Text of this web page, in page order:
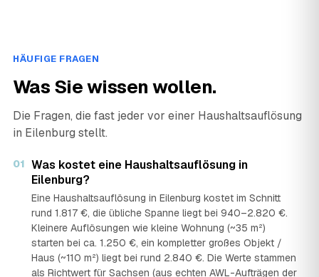
HÄUFIGE FRAGEN
Was Sie wissen wollen.
Die Fragen, die fast jeder vor einer Haushaltsauflösung
in Eilenburg stellt.
01 Was kostet eine Haushaltsauflösung in
Eilenburg?
Eine Haushaltsauflösung in Eilenburg kostet im Schnitt
rund 1.817 €, die übliche Spanne liegt bei 940–2.820 €.
Kleinere Auflösungen wie kleine Wohnung (~35 m²)
starten bei ca. 1.250 €, ein kompletter großes Objekt /
Haus (~110 m²) liegt bei rund 2.840 €. Die Werte stammen
als Richtwert für Sachsen (aus echten AWL-Aufträgen der